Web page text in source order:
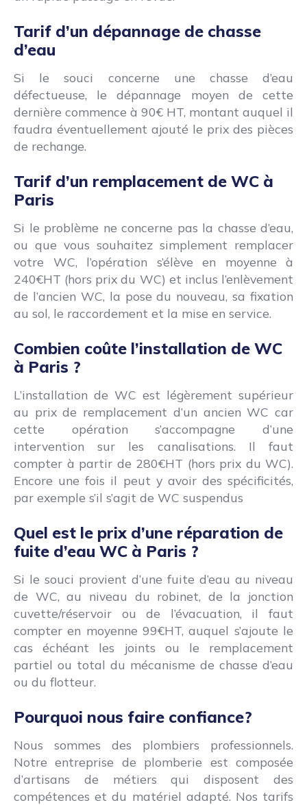
Tarif d’un dépannage de chasse
d’eau
Si le souci concerne une chasse d’eau
défectueuse, le dépannage moyen de cette
dernière commence à 90€ HT, montant auquel il
faudra éventuellement ajouté le prix des pièces
de rechange.
Tarif d’un remplacement de WC à
Paris
Si le problème ne concerne pas la chasse d’eau,
ou que vous souhaitez simplement remplacer
votre WC, l’opération s’élève en moyenne à
240€HT (hors prix du WC) et inclus l’enlèvement
de l’ancien WC, la pose du nouveau, sa fixation
au sol, le raccordement et la mise en service.
Combien coûte l’installation de WC
à Paris ?
L’installation de WC est légèrement supérieur
au prix de remplacement d’un ancien WC car
cette opération s’accompagne d’une
intervention sur les canalisations. Il faut
compter à partir de 280€HT (hors prix du WC).
Encore une fois il peut y avoir des spécificités,
par exemple s’il s’agit de WC suspendus
Quel est le prix d’une réparation de
fuite d’eau WC à Paris ?
Si le souci provient d’une fuite d’eau au niveau
de WC, au niveau du robinet, de la jonction
cuvette/réservoir ou de l’évacuation, il faut
compter en moyenne 99€HT, auquel s’ajoute le
cas échéant les joints ou le remplacement
partiel ou total du mécanisme de chasse d’eau
ou du flotteur.
Pourquoi nous faire confiance?
Nous sommes des plombiers professionnels.
Notre entreprise de plomberie est composée
d’artisans de métiers qui disposent des
compétences et du matériel adapté. Nos tarifs